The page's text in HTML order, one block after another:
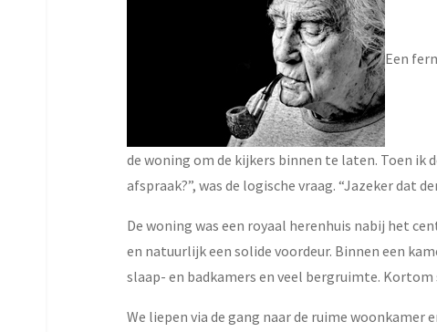
Een
de woning om de kijkers binnen te laten. Toen ik
afspraak?”, was de logische vraag. “Jazeker dat
De woning was een royaal herenhuis nabij het
en natuurlijk een solide voordeur. Binnen een
slaap- en badkamers en veel bergruimte.
We liepen via de gang naar de ruime